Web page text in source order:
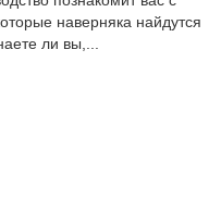
наверняка найдутся
ли вы,...